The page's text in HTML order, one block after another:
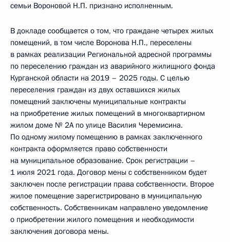
семьи Вороновой Н.П. признано исполненным.
В докладе сообщается о том, что граждане четырех жилых
помещений, в том числе Воронова Н.П., переселены
в рамках реализации Региональной адресной программы
по переселению граждан из аварийного жилищного фонда
Курганской области на 2019 – 2025 годы. С целью
переселения граждан из двух оставшихся жилых
помещений заключены муниципальные контракты
на приобретение жилых помещений в многоквартирном
жилом доме № 2А по улице Василия Черемисина.
По одному жилому помещению в рамках заключенного
контракта оформляется право собственности
на муниципальное образование. Срок регистрации –
1 июля 2021 года. Договор мены с собственником будет
заключен после регистрации права собственности. Второе
жилое помещение зарегистрировано в муниципальную
собственность. Собственникам направлено уведомление
о приобретении жилого помещения и необходимости
заключения договора мены.